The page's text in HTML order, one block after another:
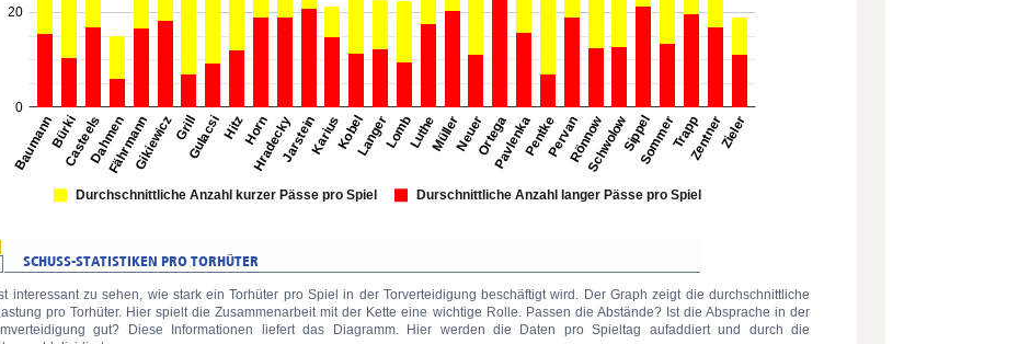
interessant zu sehen, wie stark ein Torhüter pro Spiel in der Torverteidigung beschäftigt wird. Der Graph zeigt die durchschnittliche
pro Torhüter. Hier spielt die Zusammenarbeit mit der Kette eine wichtige Rolle. Passen die Abstände? Ist die Absprache in der
gut? Diese Informationen liefert das Diagramm. Hier werden die Daten pro Spieltag aufaddiert und durch die